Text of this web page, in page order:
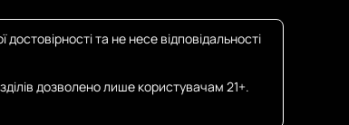
та не несе відповідальності
дозволено лише користувачам 21+.